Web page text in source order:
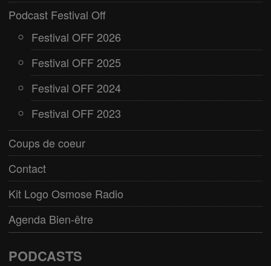
Podcast Festival Off
Festival OFF 2026
Festival OFF 2025
Festival OFF 2024
Festival OFF 2023
Coups de coeur
Contact
Kit Logo Osmose Radio
Agenda Bien-être
PODCASTS